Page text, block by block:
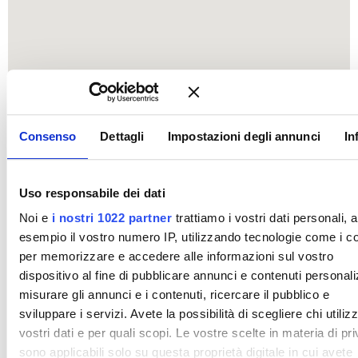
Consenso Dettagli Impostazioni degli annunci
Uso responsabile dei dati
Noi e i nostri 1022 partnertrattiamo i vostri dati personali,
esempio il vostro numero IP, utilizzando tecnologie come i
per memorizzare e accedere alle informazioni sul vostro
dispositivo al fine di pubblicare annunci e contenuti
misurare gli annunci e i contenuti, ricercare il pubblico e
sviluppare i servizi. Avete la possibilità di scegliere chi
vostri dati e per quali scopi. Le vostre scelte in materia di
sono applicabili solo su questa proprietà digitale in cui avete